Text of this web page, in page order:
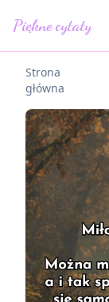
Piękne cytaty
Strona
główna